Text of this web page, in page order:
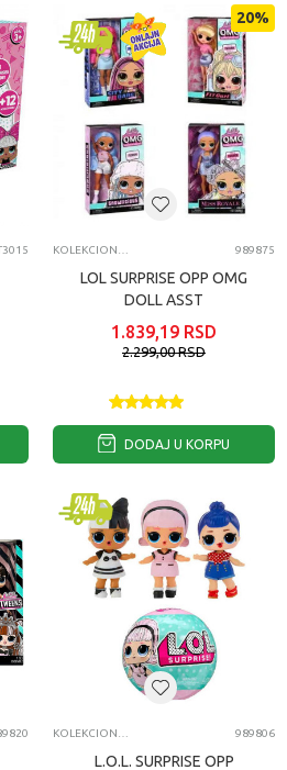
20%
989875
LOL SURPRISE OPP OMG
DOLL ASST
1.839,19 RSD
2.299,00RSD
DODAJ U KORPU
989806
L.O.L. SURPRISE OPP